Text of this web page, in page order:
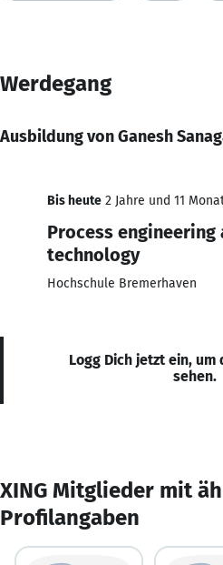
Werdegang
Ausbildung von Ganesh
Bis heute 2 Jahre und 11
Process engineering
technology
Hochschule Bremerhaven
Logg Dich jetzt ein, um
sehen.
XING Mitglieder mit
Profilangaben